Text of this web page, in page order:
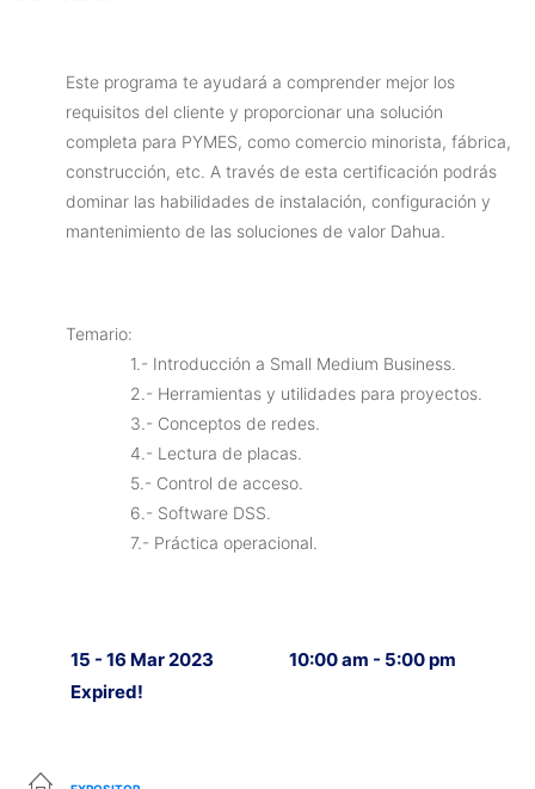
Este programa te ayudará a comprender mejor los
requisitos del cliente y proporcionar una solución
completa para PYMES, como comercio minorista, fábrica,
construcción, etc. A través de esta certificación podrás
dominar las habilidades de instalación, configuración y
mantenimiento de las soluciones de valor Dahua.
Temario:
1.- Introducción a Small Medium Business.
2.- Herramientas y utilidades para proyectos.
3.- Conceptos de redes.
4.- Lectura de placas.
5.- Control de acceso.
6.- Software DSS.
7.- Práctica operacional.
15 - 16 Mar 2023
Expired!
10:00 am - 5:00 pm